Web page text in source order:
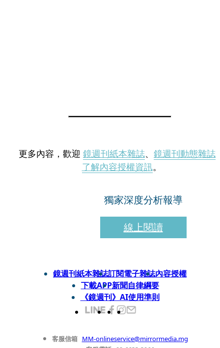
更多內容，歡迎 鏡週刊紙本雜誌、 鏡週刊動態雜誌
了解內容授權資訊。
獨家深度分析報導
線上閱讀
鏡週刊紙本雜誌訂閱電子雜誌內容授權
下載APP新聞自律綱要
《鏡週刊》AI使用準則
客服信箱 MM-onlineservice@mirrormedia.mg